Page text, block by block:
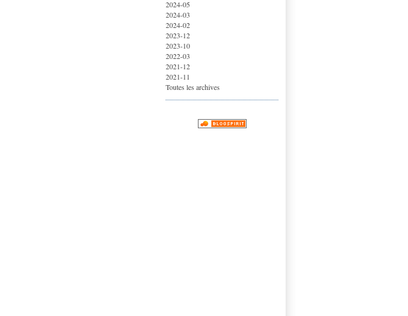
2024-05
2024-03
2024-02
2023-12
2023-10
2022-03
2021-12
2021-11
Toutes les archives